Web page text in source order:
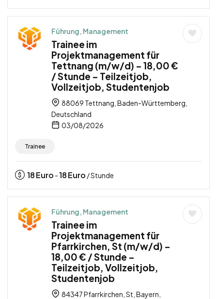
Führung, Management
Trainee im
Projektmanagement für
Tettnang (m/w/d) – 18,00 €
/ Stunde – Teilzeitjob,
Vollzeitjob, Studentenjob
88069 Tettnang, Baden-Württemberg,
Deutschland
03/08/2026
Trainee
18Euro -18Euro / Stunde
Führung, Management
Trainee im
Projektmanagement für
Pfarrkirchen, St (m/w/d) –
18,00 € / Stunde –
Teilzeitjob, Vollzeitjob,
Studentenjob
84347 Pfarrkirchen, St, Bayern,